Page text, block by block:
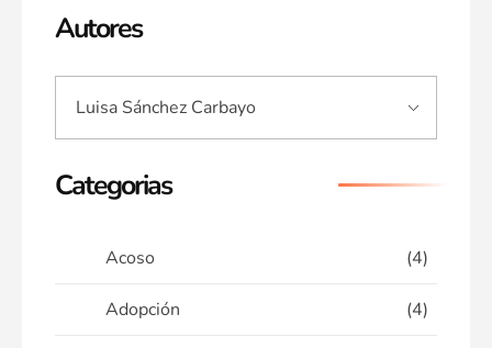
Autores
Categorias
Acoso (4)
Adopción (4)